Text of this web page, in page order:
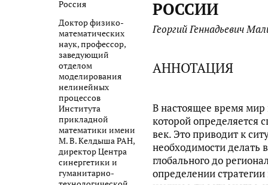
Россия
Доктор физико-
математических
наук, профессор,
заведующий
отделом
моделирования
нелинейных
процессов
Института
прикладной
математики имени
М. В. Келдыша РАН,
директор Центра
синергетики и
гуманитарно-
РОССИИ
Георгий Геннадьевич
АННОТАЦИЯ
В настоящее время мир
которой определяется
век. Это приводит к
необходимости делать
глобального до
определении